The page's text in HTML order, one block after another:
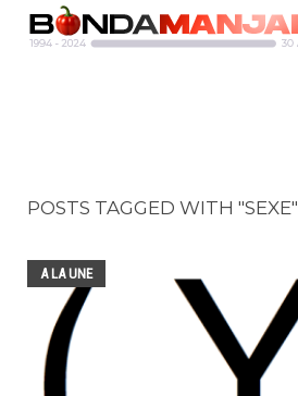
POSTS TAGGED WITH "SEXE"
A LA UNE